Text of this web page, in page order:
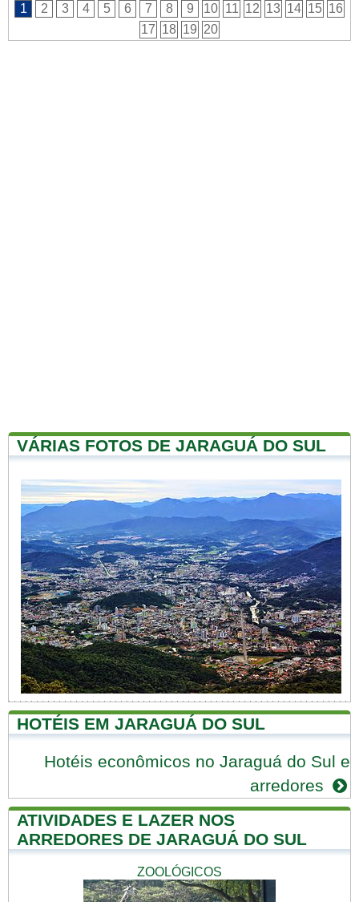
1
2 3 4 5 6 7 8 9 10 11 12 13 14 15 16
17 18 19 20
VÁRIAS FOTOS DE JARAGUÁ DO SUL
HOTÉIS EM JARAGUÁ DO SUL
Hotéis econômicos no Jaraguá do Sul e
arredores
ATIVIDADES E LAZER NOS
ARREDORES DE JARAGUÁ DO SUL
ZOOLÓGICOS